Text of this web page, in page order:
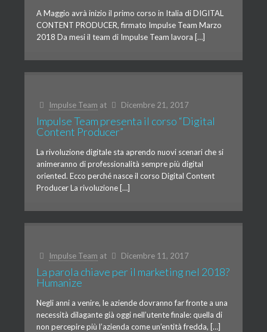
A Maggio avrà inizio il primo corso in Italia di DIGITAL
CONTENT PRODUCER, firmato Impulse Team Marzo
2018 Da mesi il team di Impulse Team lavora […]
Impulse Team at Dicembre 21, 2017
Impulse Team presenta il corso “Digital
Content Producer”
La rivoluzione digitale sta aprendo nuovi scenari che si
animeranno di professionalità sempre più digital
oriented. Ecco perché nasce il corso Digital Content
Producer La rivoluzione […]
Impulse Team at Dicembre 11, 2017
La parola chiave per il marketing nel 2018?
Humanize
Negli anni a venire, le aziende dovranno far fronte a una
necessità dilagante già oggi nell’utente finale: quella di
non percepire più l’azienda come un’entità fredda, […]